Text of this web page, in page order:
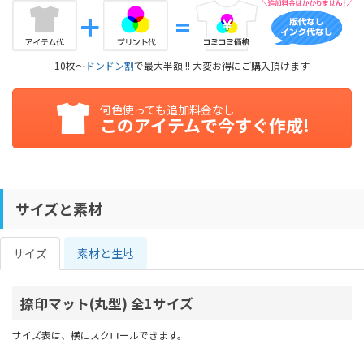
10枚～ドンドン割で最大半額 !! 大変お得にご購入頂けます
何色使っても追加料金なし
このアイテムで今すぐ作成!
サイズと素材
サイズ 素材と生地
捺印マット(丸型) 全1サイズ
サイズ表は、横にスクロールできます。